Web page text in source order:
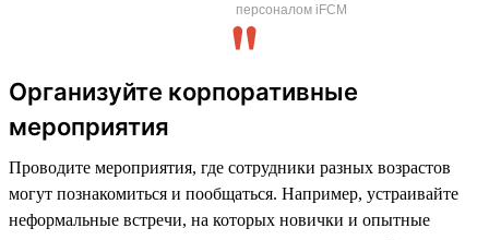
персоналом iFCM
Организуйте корпоративные
мероприятия
Проводите мероприятия, где сотрудники разных возрастов
могут познакомиться и пообщаться. Например, устраивайте
неформальные встречи, на которых новички и опытные